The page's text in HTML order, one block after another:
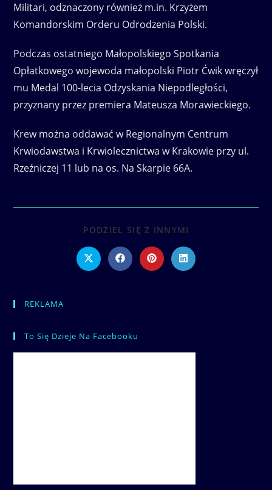
Militari, odznaczony również m.in. Krzyżem
Komandorskim Orderu Odrodzenia Polski.
Podczas ostatniego Małopolskiego Spotkania
Opłatkowego wojewoda małopolski Piotr Ćwik wręczył
mu Medal 100-lecia Odzyskania Niepodległości,
przyznany przez premiera Mateusza Morawieckiego.
Krew można oddawać w Regionalnym Centrum
Krwiodawstwa i Krwiolecznictwa w Krakowie przy ul.
Rzeźniczej 11 lub na os. Na Skarpie 66A.
PODZIEL SIĘ Z INNYMI
CONTENT
Opens
in
Opens
in
Opens
in
Opens
in
REKLAMA
To Się Dzieje Na Facebooku